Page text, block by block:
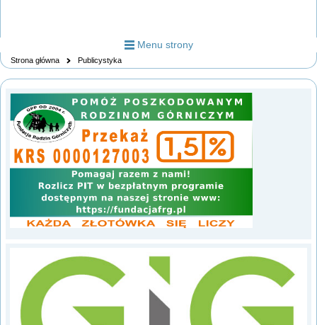
Menu strony
Strona główna Publicystyka